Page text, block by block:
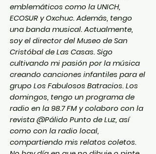
emblemáticos como la UNICH,
ECOSUR y Oxchuc. Además, tengo
una banda musical. Actualmente,
soy el director del Museo de San
Cristóbal de Las Casas. Sigo
cultivando mi pasión por la música
creando canciones infantiles para el
grupo Los Fabulosos Batracios. Los
domingos, tengo un programa de
radio en la 98.7 FM y colaboro con la
revista @Pálido Punto de Luz, así
como con la radio local,
compartiendo mis relatos coletos.